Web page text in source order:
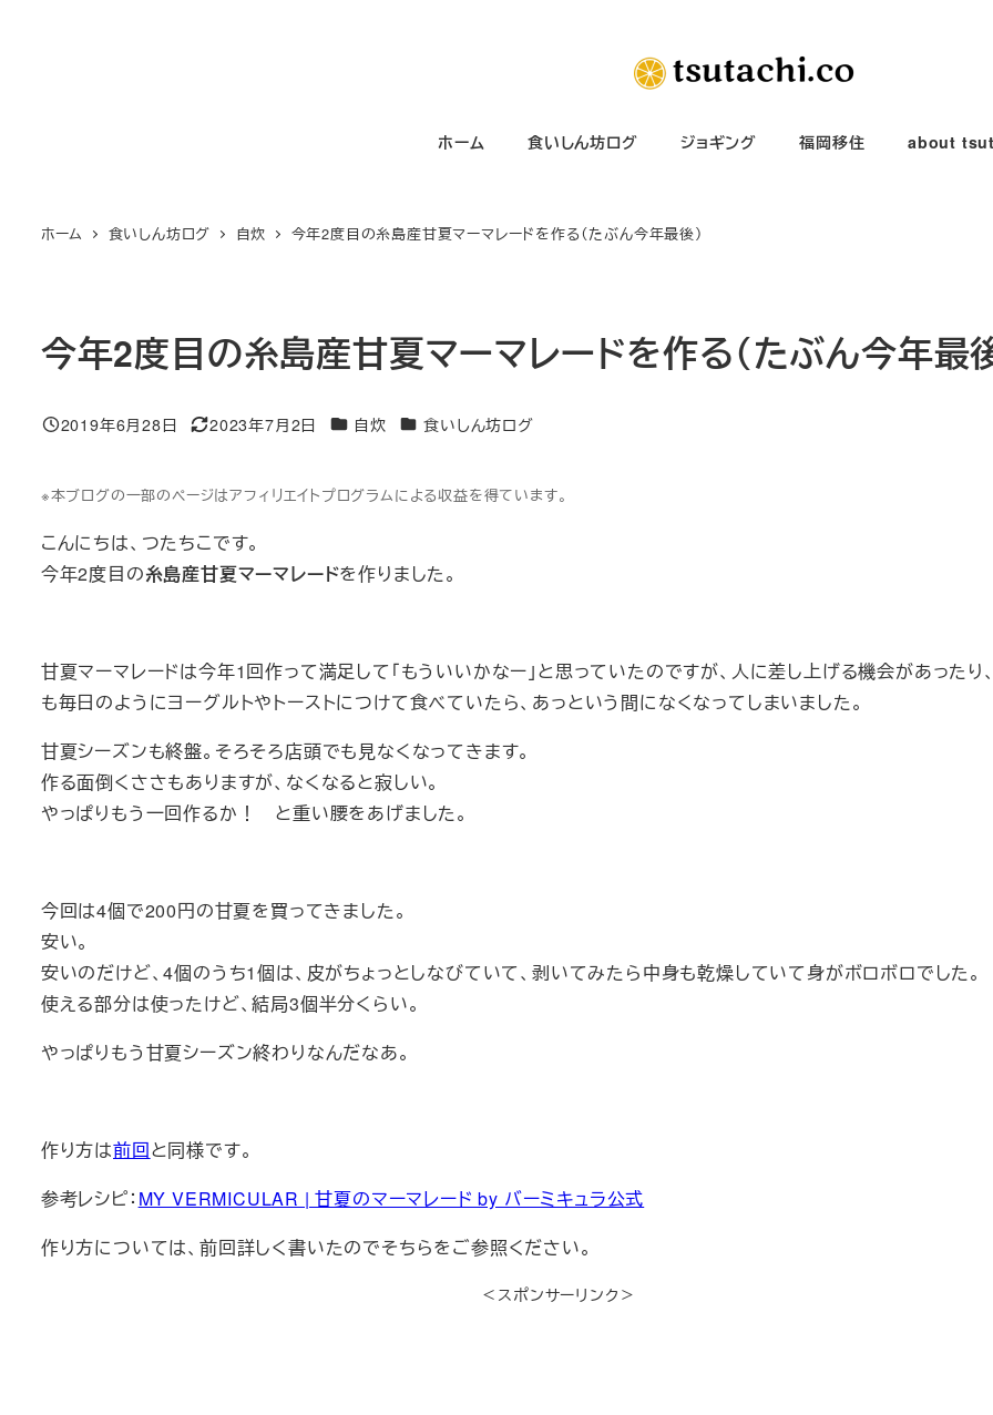
ホーム 食いしん坊ログ ジョギング 福岡移住 about
ホーム 食いしん坊ログ 自炊 今年2度目の糸島産甘夏マーマレードを作る（たぶん今年最後）
今年2度目の糸島産甘夏マーマレードを作る（たぶん今年最
投稿日
2019年6月28日
更新日
2023年7月2日 カテゴリー
自炊 カテゴリー
食いしん坊ログ
※本ブログの一部のページはアフィリエイトプログラムによる収益を得ています。
こんにちは、つたちこです。
今年2度目の糸島産甘夏マーマレードを作りました。
甘夏マーマレードは今年1回作って満足して「もういいかなー」と思っていたのですが、人に差し上げる機会があったり
も毎日のようにヨーグルトやトーストにつけて食べていたら、あっという間になくなってしまいました。
甘夏シーズンも終盤。そろそろ店頭でも見なくなってきます。
作る面倒くささもありますが、なくなると寂しい。
やっぱりもう一回作るか！ と重い腰をあげました。
今回は4個で200円の甘夏を買ってきました。
安い。
安いのだけど、4個のうち1個は、皮がちょっとしなびていて、剥いてみたら中身も乾燥していて身がボロボロでした。
使える部分は使ったけど、結局3個半分くらい。
やっぱりもう甘夏シーズン終わりなんだなあ。
作り方は前回と同様です。
参考レシピ： MY VERMICULAR | 甘夏のマーマレード by バーミキュラ公式
作り方については、前回詳しく書いたのでそちらをご参照ください。
＜スポンサーリンク＞